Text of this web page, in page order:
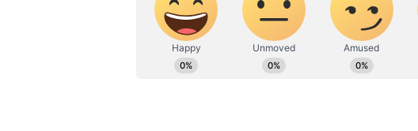
வருகிறார். 5 ஆண்டுகள் அனுபவம்
ஏசியாநெட் நியூஸ் நெட்வொர்க்கில்
தொடர்பான செய்திகளில்
ஃபிட்னஸ், வீட்டு பராமரிப்பு, அழகு
செய்திகள் போன்றவை அதில் அடங்கும்.